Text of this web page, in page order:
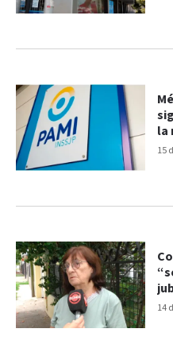
15
la
14